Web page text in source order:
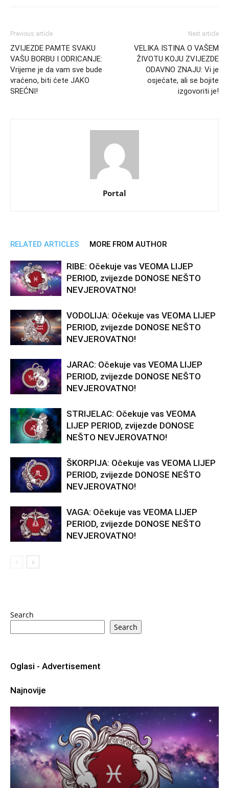
Previous article
ZVIJEZDE PAMTE SVAKU
VAŠU BORBU I ODRICANJE:
Vrijeme je da vam sve bude
vraćeno, biti ćete JAKO
SREĆNI!
Next article
VELIKA ISTINA O VAŠEM
ŽIVOTU KOJU ZVIJEZDE
ODAVNO ZNAJU: Vi je
osjećate, ali se bojite
izgovoriti je!
Portal
RELATED ARTICLES MORE FROM AUTHOR
RIBE: Očekuje vas VEOMA LIJEP
PERIOD, zvijezde DONOSE NEŠTO
NEVJEROVATNO!
VODOLIJA: Očekuje vas VEOMA LIJEP
PERIOD, zvijezde DONOSE NEŠTO
NEVJEROVATNO!
JARAC: Očekuje vas VEOMA LIJEP
PERIOD, zvijezde DONOSE NEŠTO
NEVJEROVATNO!
STRIJELAC: Očekuje vas VEOMA
LIJEP PERIOD, zvijezde DONOSE
NEŠTO NEVJEROVATNO!
ŠKORPIJA: Očekuje vas VEOMA LIJEP
PERIOD, zvijezde DONOSE NEŠTO
NEVJEROVATNO!
VAGA: Očekuje vas VEOMA LIJEP
PERIOD, zvijezde DONOSE NEŠTO
NEVJEROVATNO!
Search
Search
Oglasi - Advertisement
Najnovije